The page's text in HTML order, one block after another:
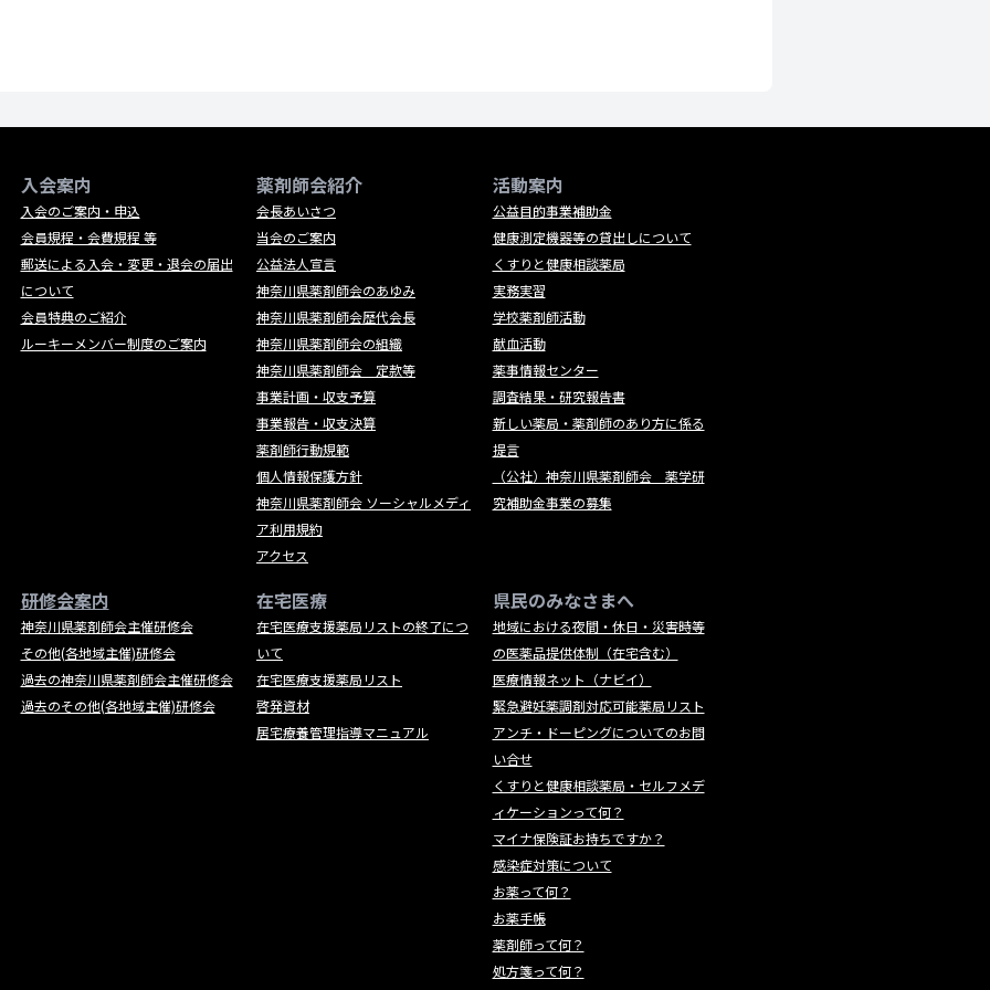
入会案内
入会のご案内・申込
会員規程・会費規程 等
郵送による入会・変更・退会の届出
について
会員特典のご紹介
ルーキーメンバー制度のご案内
薬剤師会紹介
会長あいさつ
当会のご案内
公益法人宣言
神奈川県薬剤師会のあゆみ
神奈川県薬剤師会歴代会長
神奈川県薬剤師会の組織
神奈川県薬剤師会 定款等
事業計画・収支予算
事業報告・収支決算
薬剤師行動規範
個人情報保護方針
神奈川県薬剤師会 ソーシャルメディ
ア利用規約
アクセス
活動案内
公益目的事業補助金
健康測定機器等の貸出しについて
くすりと健康相談薬局
実務実習
学校薬剤師活動
献血活動
薬事情報センター
調査結果・研究報告書
新しい薬局・薬剤師のあり方に係る
提言
（公社）神奈川県薬剤師会 薬学研
究補助金事業の募集
研修会案内
神奈川県薬剤師会主催研修会
その他(各地域主催)研修会
過去の神奈川県薬剤師会主催研修会
過去のその他(各地域主催)研修会
在宅医療
在宅医療支援薬局リストの終了につ
いて
在宅医療支援薬局リスト
啓発資材
居宅療養管理指導マニュアル
県民のみなさまへ
地域における夜間・休日・災害時等
の医薬品提供体制（在宅含む）
医療情報ネット（ナビイ）
緊急避妊薬調剤対応可能薬局リスト
アンチ・ドーピングについてのお問
い合せ
くすりと健康相談薬局・セルフメデ
ィケーションって何？
マイナ保険証お持ちですか？
感染症対策について
お薬って何？
お薬手帳
薬剤師って何？
処方箋って何？